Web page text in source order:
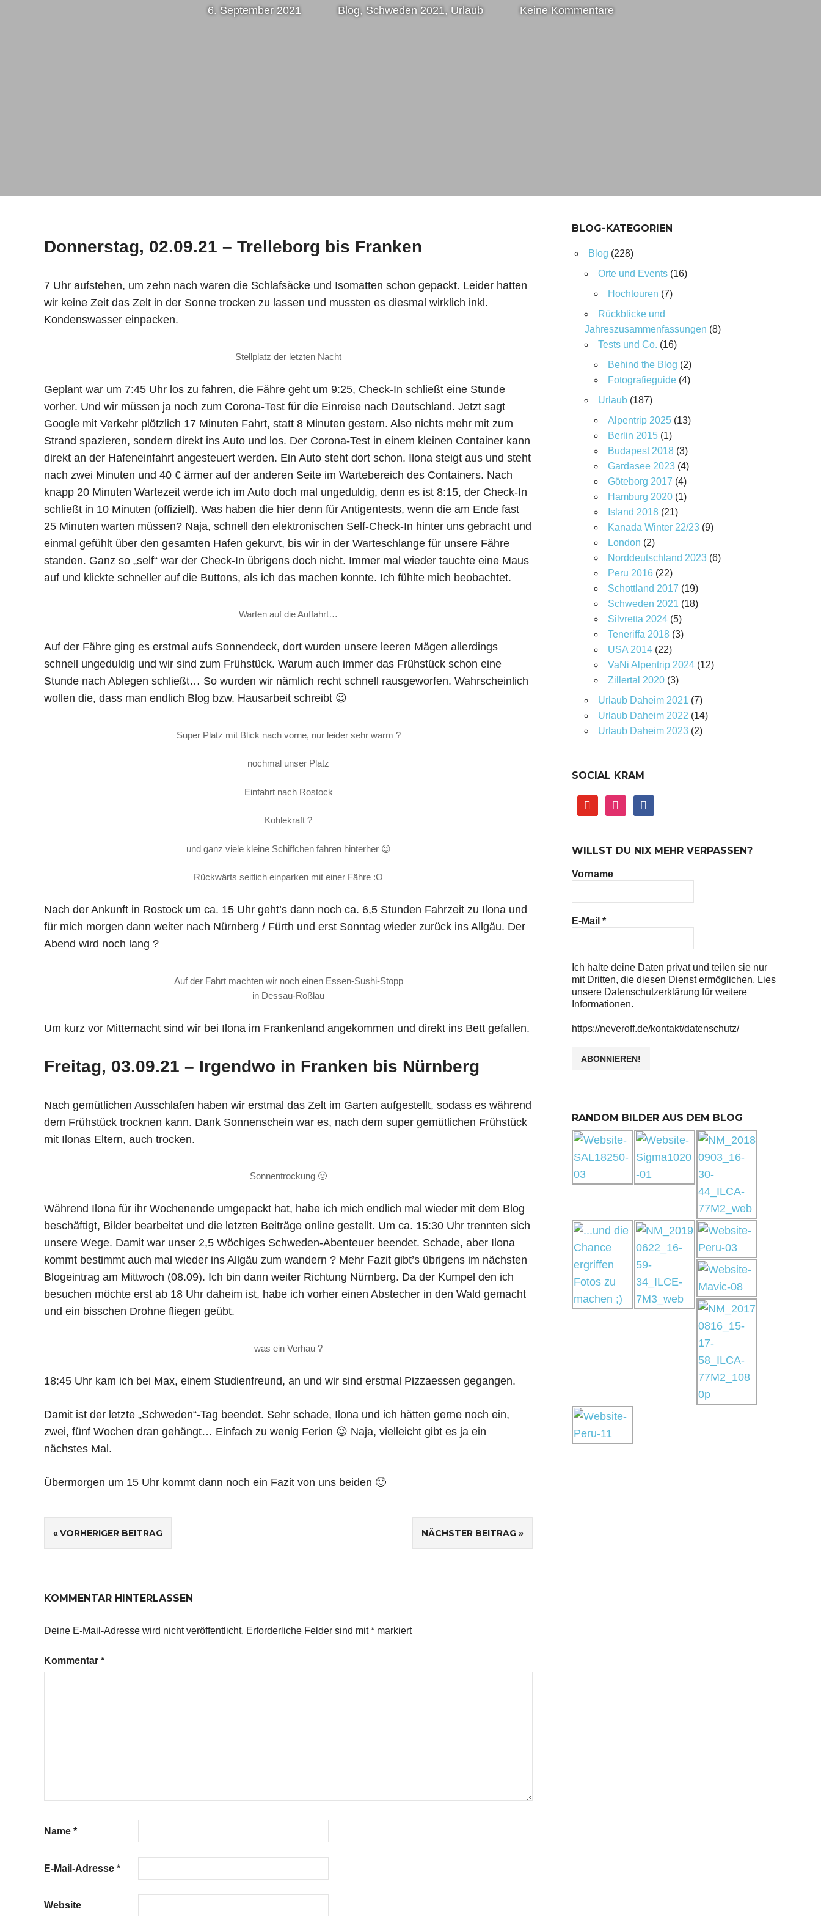
6. September 2021 Nico
Blog, Schweden 2021, Urlaub Keine Kommentare
Donnerstag, 02.09.21 – Trelleborg bis Franken
7 Uhr aufstehen, um zehn nach waren die Schlafsäcke und Isomatten schon gepackt. Leider hatten
wir keine Zeit das Zelt in der Sonne trocken zu lassen und mussten es diesmal wirklich inkl.
Kondenswasser einpacken.
Stellplatz der letzten Nacht
Geplant war um 7:45 Uhr los zu fahren, die Fähre geht um 9:25, Check-In schließt eine Stunde
vorher. Und wir müssen ja noch zum Corona-Test für die Einreise nach Deutschland. Jetzt sagt
Google mit Verkehr plötzlich 17 Minuten Fahrt, statt 8 Minuten gestern. Also nichts mehr mit zum
Strand spazieren, sondern direkt ins Auto und los. Der Corona-Test in einem kleinen Container kann
direkt an der Hafeneinfahrt angesteuert werden. Ein Auto steht dort schon. Ilona steigt aus und steht
nach zwei Minuten und 40 € ärmer auf der anderen Seite im Wartebereich des Containers. Nach
knapp 20 Minuten Wartezeit werde ich im Auto doch mal ungeduldig, denn es ist 8:15, der Check-In
schließt in 10 Minuten (offiziell). Was haben die hier denn für Antigentests, wenn die am Ende fast
25 Minuten warten müssen? Naja, schnell den elektronischen Self-Check-In hinter uns gebracht und
einmal gefühlt über den gesamten Hafen gekurvt, bis wir in der Warteschlange für unsere Fähre
standen. Ganz so „self“ war der Check-In übrigens doch nicht. Immer mal wieder tauchte eine Maus
auf und klickte schneller auf die Buttons, als ich das machen konnte. Ich fühlte mich beobachtet.
Warten auf die Auffahrt…
Auf der Fähre ging es erstmal aufs Sonnendeck, dort wurden unsere leeren Mägen allerdings
schnell ungeduldig und wir sind zum Frühstück. Warum auch immer das Frühstück schon eine
Stunde nach Ablegen schließt… So wurden wir nämlich recht schnell rausgeworfen. Wahrscheinlich
wollen die, dass man endlich Blog bzw. Hausarbeit schreibt 😉
Super Platz mit Blick nach vorne, nur leider sehr warm ?
nochmal unser Platz
Einfahrt nach Rostock
Kohlekraft ?
und ganz viele kleine Schiffchen fahren hinterher 😉
Rückwärts seitlich einparken mit einer Fähre :O
Nach der Ankunft in Rostock um ca. 15 Uhr geht’s dann noch ca. 6,5 Stunden Fahrzeit zu Ilona und
für mich morgen dann weiter nach Nürnberg / Fürth und erst Sonntag wieder zurück ins Allgäu. Der
Abend wird noch lang ?
Auf der Fahrt machten wir noch einen Essen-Sushi-Stopp
in Dessau-Roßlau
Um kurz vor Mitternacht sind wir bei Ilona im Frankenland angekommen und direkt ins Bett gefallen.
Freitag, 03.09.21 – Irgendwo in Franken bis Nürnberg
Nach gemütlichen Ausschlafen haben wir erstmal das Zelt im Garten aufgestellt, sodass es während
dem Frühstück trocknen kann. Dank Sonnenschein war es, nach dem super gemütlichen Frühstück
mit Ilonas Eltern, auch trocken.
Sonnentrockung 🙂
Während Ilona für ihr Wochenende umgepackt hat, habe ich mich endlich mal wieder mit dem Blog
beschäftigt, Bilder bearbeitet und die letzten Beiträge online gestellt. Um ca. 15:30 Uhr trennten sich
unsere Wege. Damit war unser 2,5 Wöchiges Schweden-Abenteuer beendet. Schade, aber Ilona
kommt bestimmt auch mal wieder ins Allgäu zum wandern ? Mehr Fazit gibt’s übrigens im nächsten
Blogeintrag am Mittwoch (08.09). Ich bin dann weiter Richtung Nürnberg. Da der Kumpel den ich
besuchen möchte erst ab 18 Uhr daheim ist, habe ich vorher einen Abstecher in den Wald gemacht
und ein bisschen Drohne fliegen geübt.
was ein Verhau ?
18:45 Uhr kam ich bei Max, einem Studienfreund, an und wir sind erstmal Pizzaessen gegangen.
Damit ist der letzte „Schweden“-Tag beendet. Sehr schade, Ilona und ich hätten gerne noch ein,
zwei, fünf Wochen dran gehängt… Einfach zu wenig Ferien 😉 Naja, vielleicht gibt es ja ein
nächstes Mal.
Übermorgen um 15 Uhr kommt dann noch ein Fazit von uns beiden 🙂
Beitragsnavigation
VORHERIGER BEITRAG NÄCHSTER BEITRAG
KOMMENTAR HINTERLASSEN
Deine E-Mail-Adresse wird nicht veröffentlicht. Erforderliche Felder sind mit* markiert
Kommentar *
Name *
E-Mail-Adresse *
Website
BLOG-KATEGORIEN
Blog (228)
Orte und Events(16)
Hochtouren (7)
Rückblicke und
Jahreszusammenfassungen (8)
Tests und Co. (16)
Behind the Blog (2)
Fotografieguide(4)
Urlaub(187)
Alpentrip 2025(13)
Berlin 2015(1)
Budapest 2018(3)
Gardasee 2023(4)
Göteborg 2017 (4)
Hamburg 2020(1)
Island 2018(21)
Kanada Winter 22/23(9)
London (2)
Norddeutschland 2023(6)
Peru 2016(22)
Schottland 2017 (19)
Schweden 2021 (18)
Silvretta 2024(5)
Teneriffa 2018(3)
USA 2014(22)
VaNi Alpentrip 2024(12)
Zillertal 2020(3)
Urlaub Daheim 2021 (7)
Urlaub Daheim 2022 (14)
Urlaub Daheim 2023(2)
SOCIAL KRAM
youtube instagramfacebook
WILLST DU NIX MEHR VERPASSEN?
Vorname
E-Mail *
Ich halte deine Daten privat und teilen sie nur
mit Dritten, die diesen Dienst ermöglichen. Lies
unsere Datenschutzerklärung für weitere
Informationen.
https://neveroff.de/kontakt/datenschutz/
RANDOM BILDER AUS DEM BLOG